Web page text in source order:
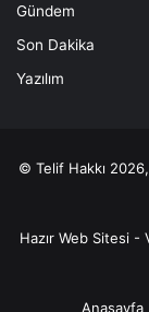
Gündem
Son Dakika
Yazılım
© Telif Hakkı
Hazır Web Sitesi-
Anasayfa